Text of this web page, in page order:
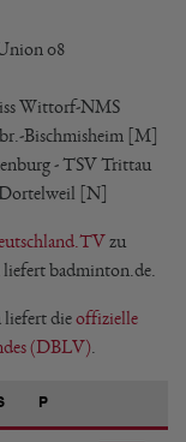
08
Wittorf-NMS
Bischmisheim [M]
- TSV Trittau
Dortelweil [N]
zu
liefert badminton.de.
liefert dieoffizielle
(DBLV)
P